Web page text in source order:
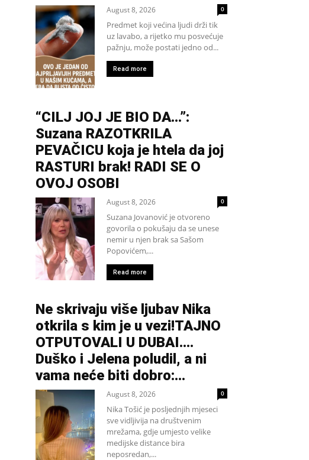
August 8, 2026 0
Predmet koji većina ljudi drži tik
uz lavabo, a rijetko mu posvećuje
pažnju, može postati jedno od...
Read more
“CILJ JOJ JE BIO DA…”:
Suzana RAZOTKRILA
PEVAČICU koja je htela da joj
RASTURI brak! RADI SE O
OVOJ OSOBI
August 8, 2026 0
Suzana Jovanović je otvoreno
govorila o pokušaju da se unese
nemir u njen brak sa Sašom
Popovićem,...
Read more
Ne skrivaju više ljubav Nika
otkrila s kim je u vezi!TAJNO
OTPUTOVALI U DUBAI….
Duško i Jelena poludil, a ni
vama neće biti dobro:...
August 8, 2026 0
Nika Tošić je posljednjih mjeseci
sve vidljivija na društvenim
mrežama, gdje umjesto velike
medijske distance bira
neposredan,...